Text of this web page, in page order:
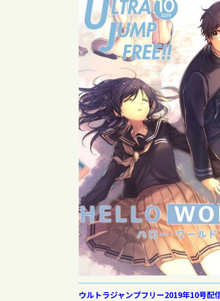
ウルトラジャンプフリー2019年10号配